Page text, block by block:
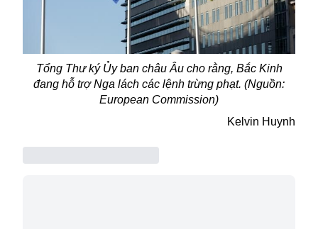
Tổng Thư ký Ủy ban châu Âu cho rằng, Bắc Kinh
đang hỗ trợ Nga lách các lệnh trừng phạt. (Nguồn:
European Commission)
Kelvin Huynh